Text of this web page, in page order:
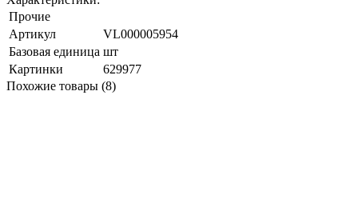
Прочие
Артикул
VL000005954
Базовая единица шт
Картинки
629977
Похожие товары (8)